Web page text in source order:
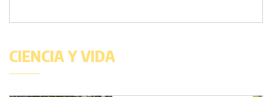
CIENCIA Y VIDA